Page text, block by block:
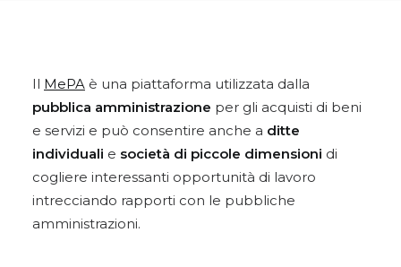
Il MePA è una piattaforma utilizzata dalla
pubblica amministrazione per gli acquisti di beni
e servizi e può consentire anche a ditte
individuali e società di piccole dimensioni di
cogliere interessanti opportunità di lavoro
intrecciando rapporti con le pubbliche
amministrazioni.